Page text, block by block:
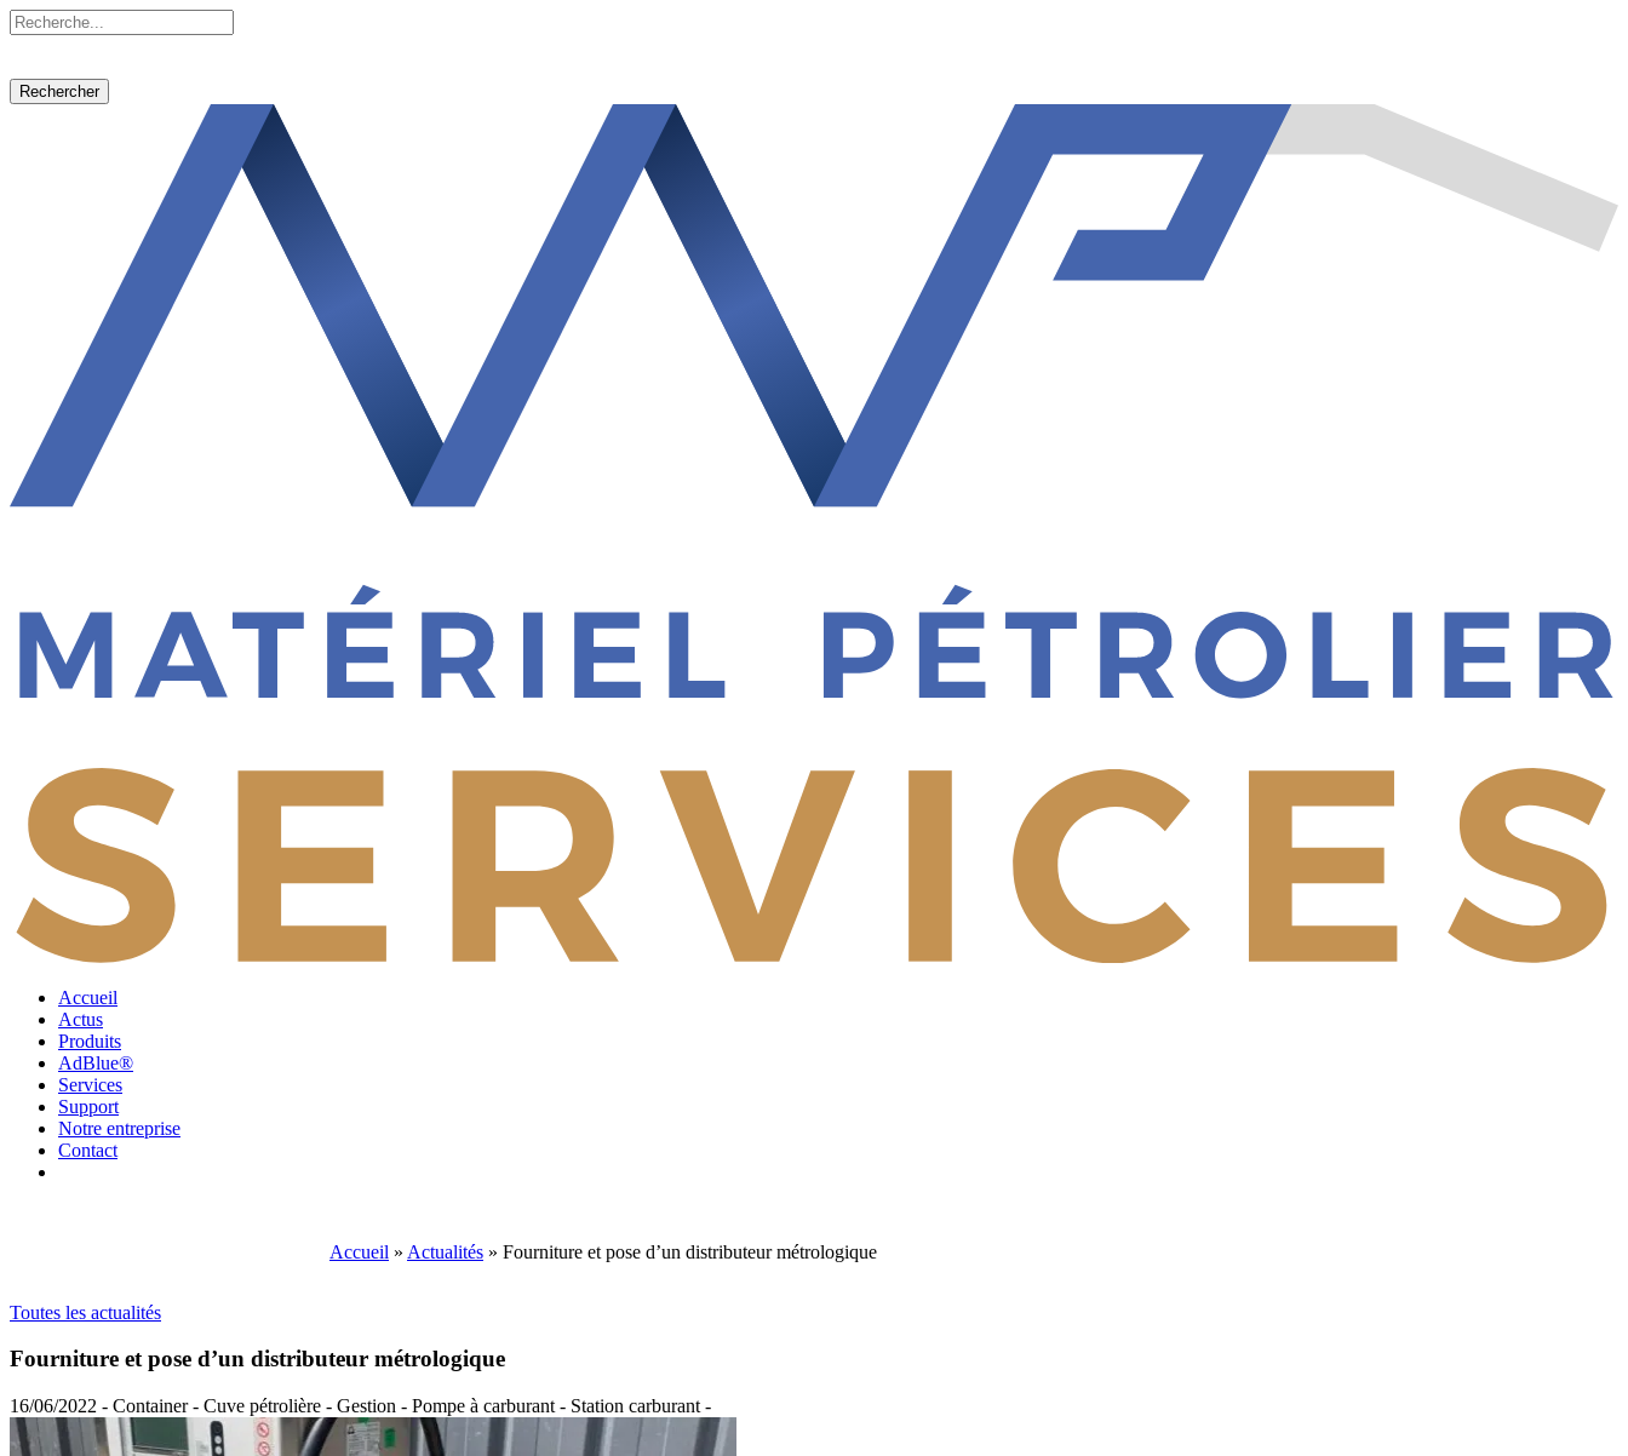
Rechercher
Accueil
Actus
Produits
AdBlue®
Services
Support
Notre entreprise
Contact
Accueil » Actualités » Fourniture et pose d’un distributeur métrologique
Toutes les actualités
Fourniture et pose d’un distributeur métrologique
16/06/2022 - Container - Cuve pétrolière - Gestion - Pompe à carburant - Station carburant -